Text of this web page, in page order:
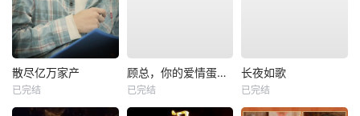
散尽亿万家产
已完结
顾总，你的爱情蛋炒饭已送达
已完结
长夜如歌
已完结